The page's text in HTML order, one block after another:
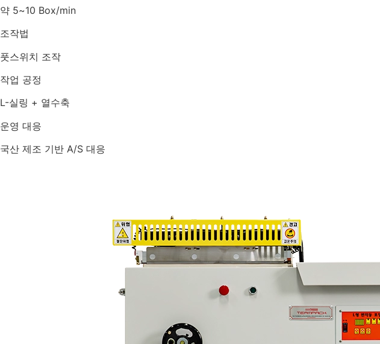
약 5~10 Box/min
조작법
풋스위치 조작
작업 공정
L-실링 + 열수축
운영 대응
국산 제조 기반 A/S 대응